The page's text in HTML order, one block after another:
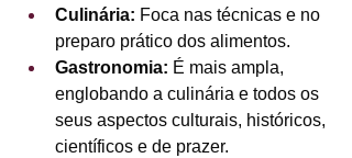
Culinária: Foca nas técnicas e no
preparo prático dos alimentos.
Gastronomia: É mais ampla,
englobando a culinária e todos os
seus aspectos culturais, históricos,
científicos e de prazer.